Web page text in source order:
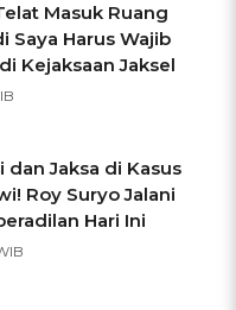
Masuk Ruang
Saya Harus Wajib
Kejaksaan Jaksel
dan Jaksa di Kasus
Roy Suryo Jalani
Hari Ini